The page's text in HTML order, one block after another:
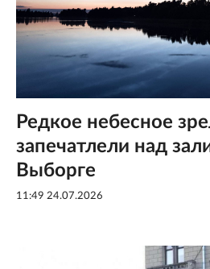
Редкое небесное
запечатлели над
Выборге
11:49 24.07.2026